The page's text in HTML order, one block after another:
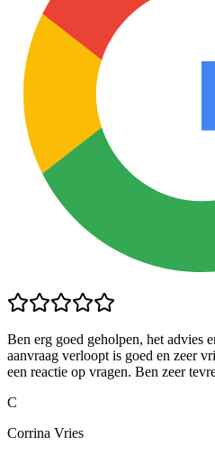
Ben erg goed geholpen, het advies
aanvraag verloopt is goed en zeer
een reactie op vragen. Ben zeer
C
Corrina Vries